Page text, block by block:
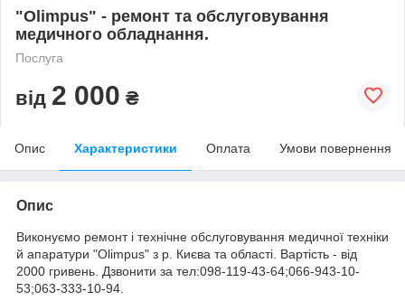
"Olimpus" - ремонт та обслуговування
медичного обладнання.
Послуга
від 2 000 ₴
Опис Характеристики Оплата Умови повернення
Опис
Виконуємо ремонт і технічне обслуговування медичної техніки
й апаратури "Olimpus" з р. Києва та області. Вартість - від
2000 гривень. Дзвонити за тел:098-119-43-64;066-943-10-
53;063-333-10-94.